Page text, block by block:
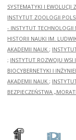
SYSTEMATYKI I EWOLUCJI
INSTYTUT ZOOLOGII
- INSTYTUT TECHNOLOGII
HISTORII NAUKI IM.
AKADEMII NAUK ;
; INSTYTUT ROZWOJU WSI
BIOCYBERNETYKI I
AKADEMII NAUK ;
BEZPIECZEŃSTWA